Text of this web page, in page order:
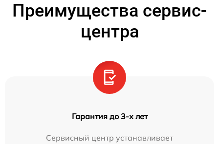
Преимущества сервис-
центра
Гарантия до 3-х лет
Сервисный центр устанавливает